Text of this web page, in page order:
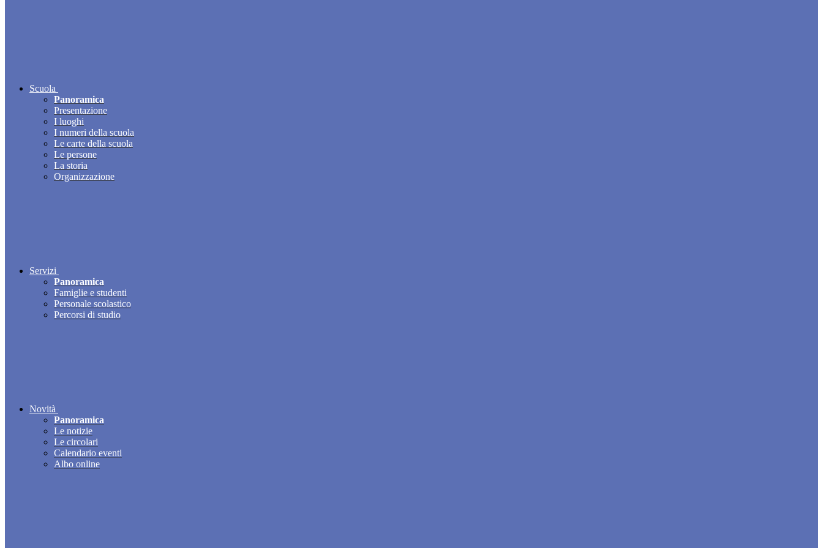
Scuola
Panoramica
Presentazione
I luoghi
I numeri della scuola
Le carte della scuola
Le persone
La storia
Organizzazione
Servizi
Panoramica
Famiglie e studenti
Personale scolastico
Percorsi di studio
Novità
Panoramica
Le notizie
Le circolari
Calendario eventi
Albo online